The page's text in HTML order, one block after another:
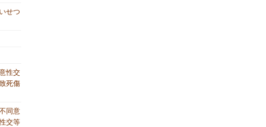
せつ
性交
死傷
同意
交等